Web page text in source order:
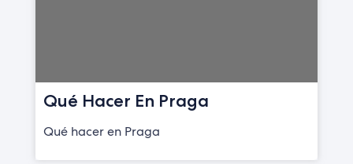
Qué Hacer En Praga
Qué hacer en Praga